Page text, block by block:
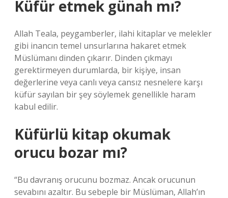
Küfür etmek günah mı?
Allah Teala, peygamberler, ilahi kitaplar ve melekler
gibi inancın temel unsurlarına hakaret etmek
Müslümanı dinden çıkarır. Dinden çıkmayı
gerektirmeyen durumlarda, bir kişiye, insan
değerlerine veya canlı veya cansız nesnelere karşı
küfür sayılan bir şey söylemek genellikle haram
kabul edilir.
Küfürlü kitap okumak
orucu bozar mı?
“Bu davranış orucunu bozmaz. Ancak orucunun
sevabını azaltır. Bu sebeple bir Müslüman, Allah’ın